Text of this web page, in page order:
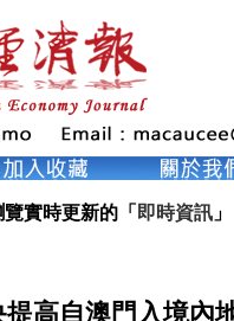
實時更新的「 即時資訊 」
高自澳門入境內